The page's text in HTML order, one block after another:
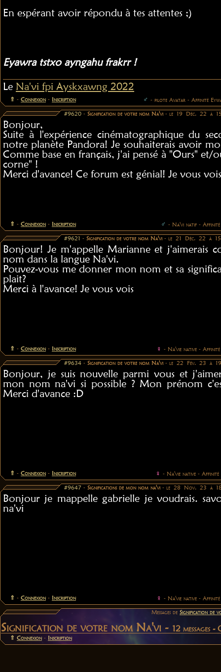
En espérant avoir répondu à tes attentes ;)
Eyawra tstxo ayngahu frakrr !
Le Na'vi fpi Ayskxawng 2022
⇑ - Connexion - Inscription ♂ - pilote Avatar - Affinité
#9620 - Signification de votre nom Na'vi - le 19 Déc. 22 à
Bonjour,
Suite à l'expérience cinématographique du
notre planète Pandora! Je souhaiterais avoir
Comme base en français, j'ai pensé à "Ours" et/
corne" !
Merci d'avance! Ce forum est génial! Je vous vois
⇑ - Connexion - Inscription ♂ - Na'vi natif - Affinité
#9621 - Signification de votre nom Na'vi - le 21 Déc. 22 à
Bonjour! Je m'appelle Marianne et j'aimerais
nom dans la langue Na'vi.
Pouvez-vous me donner mon nom et sa
plait?
Merci à l'avance! Je vous vois
⇑ - Connexion - Inscription ♀ - Na'vie native -
#9634 - Signification de votre nom Na'vi - le 22 Fév. 23 à
Bonjour, je suis nouvelle parmi vous et
mon nom na'vi si possible ? Mon prénom
Merci d'avance :D
⇑ - Connexion - Inscription ♀ - Na'vie native - Affinité
#9647 - Significations de mon nom na'vi - le 28 Nov. 23 à
Bonjour je mappelle gabrielle je voudrais.
na'vi
⇑ - Connexion - Inscription ♀ - Na'vie native -
Messages de Signification de
Signification de votre nom Na'vi - 12 messages
⇑ Connexion - Inscription